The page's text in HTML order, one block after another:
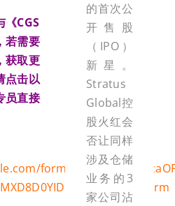
《CGS
若需要
获取更
点击以
员直接
forms/d/e/
viewform
的首次公
开售股
（IPO）
新星。
Stratus
Global控
股火红会
否让同样
涉及仓储
业务的3
家公司沾